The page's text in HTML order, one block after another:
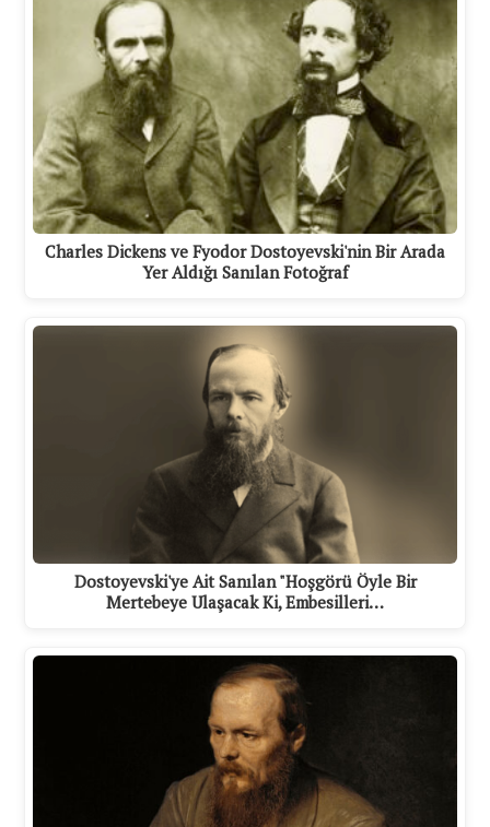
Charles Dickens ve Fyodor Dostoyevski'nin Bir Arada
Yer Aldığı Sanılan Fotoğraf
Dostoyevski'ye Ait Sanılan "Hoşgörü Öyle Bir
Mertebeye Ulaşacak Ki, Embesilleri…